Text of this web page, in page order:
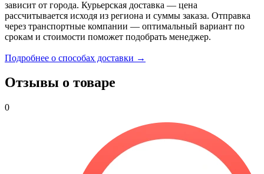
зависит от города. Курьерская доставка — цена
рассчитывается исходя из региона и суммы заказа. Отправка
через транспортные компании — оптимальный вариант по
срокам и стоимости поможет подобрать менеджер.
Подробнее о способах доставки →
Отзывы о товаре
0